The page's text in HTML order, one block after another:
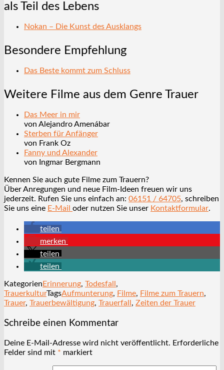
als Teil des Lebens
Nokan – Die Kunst des Ausklangs
Besondere Empfehlung
Das Beste kommt zum Schluss
Weitere Filme aus dem Genre Trauer
Das Meer in mir
von Alejandro Amenábar
Sterben für Anfänger
von Frank Oz
Fanny und Alexander
von Ingmar Bergmann
Kennen Sie auch gute Filme zum Trauern?
Über Anregungen und neue Film-Ideen freuen wir uns
jederzeit. Rufen Sie uns einfach an: 06151 / 64705, schreiben
Sie uns eine E-Mail oder nutzen Sie unser Kontaktformular.
teilen
merken
teilen
teilen
Kategorien Erinnerung, Todesfall ,
TrauerkulturTagsAufmunterung, Filme, Filme zum Trauern,
Trauer, Trauerbewältigung, Trauerfall , Zeiten der Trauer
Schreibe einen Kommentar
Deine E-Mail-Adresse wird nicht veröffentlicht. Erforderliche
Felder sind mit * markiert